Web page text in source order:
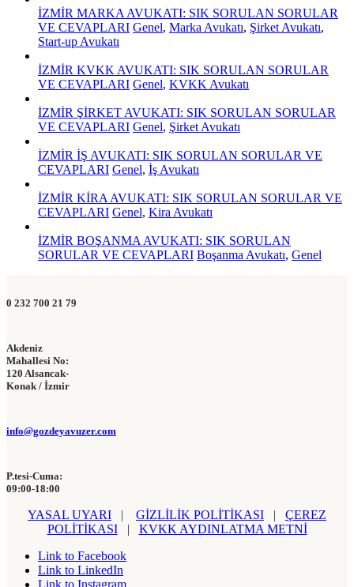
İZMİR MARKA AVUKATI: SIK SORULAN SORULAR
VE CEVAPLARI Genel, Marka Avukatı, Şirket Avukatı,
Start-up Avukatı
İZMİR KVKK AVUKATI: SIK SORULAN SORULAR
VE CEVAPLARI Genel, KVKK Avukatı
İZMİR ŞİRKET AVUKATI: SIK SORULAN SORULAR
VE CEVAPLARI Genel, Şirket Avukatı
İZMİR İŞ AVUKATI: SIK SORULAN SORULAR VE
CEVAPLARI Genel, İş Avukatı
İZMİR KİRA AVUKATI: SIK SORULAN SORULAR VE
CEVAPLARI Genel, Kira Avukatı
İZMİR BOŞANMA AVUKATI: SIK SORULAN
SORULAR VE CEVAPLARI Boşanma Avukatı, Genel
0 232 700 21 79
Akdeniz
Mahallesi No:
120 Alsancak-
Konak / İzmir
info@gozdeyavuzer.com
P.tesi-Cuma:
09:00-18:00
YASAL UYARI | GİZLİLİK POLİTİKASI | ÇEREZ
POLİTİKASI| KVKK AYDINLATMA METNİ
Link to Facebook
Link to LinkedIn
Link to Instagram